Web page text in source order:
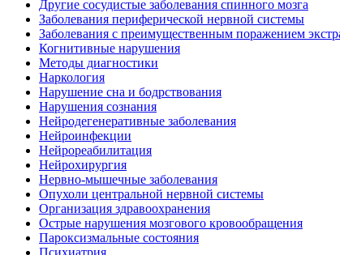
Другие сосудистые заболевания спинного мозга
Заболевания периферической нервной системы
Заболевания с преимущественным поражением
Когнитивные нарушения
Методы диагностики
Наркология
Нарушение сна и бодрствования
Нарушения сознания
Нейродегенеративные заболевания
Нейроинфекции
Нейрореабилитация
Нейрохирургия
Нервно-мышечные заболевания
Опухоли центральной нервной системы
Организация здравоохранения
Острые нарушения мозгового кровообращения
Пароксизмальные состояния
Психиатрия